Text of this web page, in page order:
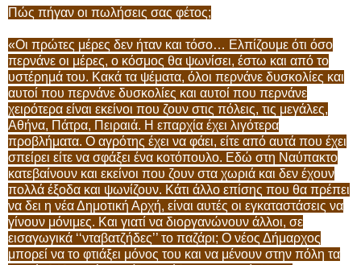
Πώς πήγαν οι πωλήσεις σας φέτος;
«Οι πρώτες μέρες δεν ήταν και τόσο… Ελπίζουμε ότι όσο
περνάνε οι μέρες, ο κόσμος θα ψωνίσει, έστω και από το
υστέρημά του. Κακά τα ψέματα, όλοι περνάνε δυσκολίες και
αυτοί που περνάνε δυσκολίες και αυτοί που περνάνε
χειρότερα είναι εκείνοι που ζουν στις πόλεις, τις μεγάλες,
Αθήνα, Πάτρα, Πειραιά. Η επαρχία έχει λιγότερα
προβλήματα. Ο αγρότης έχει να φάει, είτε από αυτά που έχει
σπείρει είτε να σφάξει ένα κοτόπουλο. Εδώ στη Ναύπακτο
κατεβαίνουν και εκείνοι που ζουν στα χωριά και δεν έχουν
πολλά έξοδα και ψωνίζουν. Κάτι άλλο επίσης που θα πρέπει
να δει η νέα Δημοτική Αρχή, είναι αυτές οι εγκαταστάσεις να
γίνουν μόνιμες. Και γιατί να διοργανώνουν άλλοι, σε
εισαγωγικά ‘‘νταβατζήδες’’ το παζάρι; Ο νέος Δήμαρχος
μπορεί να το φτιάξει μόνος του και να μένουν στην πόλη τα